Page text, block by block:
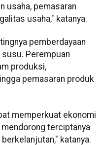
usaha, pemasaran
usaha," katanya.
pemberdayaan
Perempuan
produksi,
pemasaran produk
memperkuat ekonomi
terciptanya
katanya.